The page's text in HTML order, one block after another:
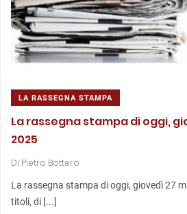
LA RASSEGNA STAMPA
La rassegna stampa di oggi,
2025
Di Pietro Bottero
La rassegna stampa di oggi, giovedì 27
titoli, di [...]